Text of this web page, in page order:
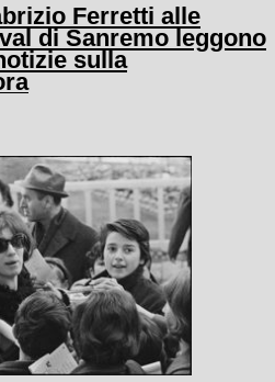
Ferretti alle
di Sanremo leggono
sulla